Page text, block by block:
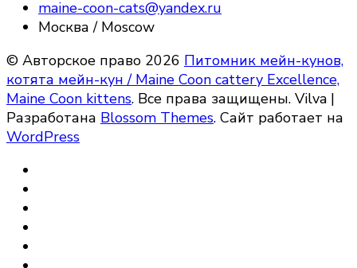
maine-coon-cats@yandex.ru
Москва / Moscow
© Авторское право 2026 Питомник мейн-кунов,
котята мейн-кун / Maine Coon cattery Excellence,
Maine Coon kittens. Все права защищены. Vilva |
Разработана Blossom Themes. Сайт работает на
WordPress